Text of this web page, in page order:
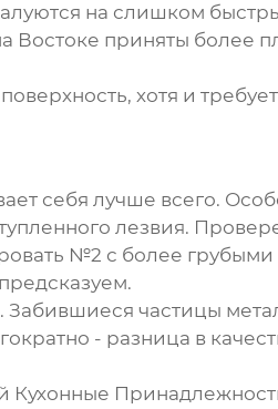
на слишком
Востоке приняты более
хотя и
себя лучше всего.
лезвия.
№2 с более грубыми
частицы
- разница в
Кухонные